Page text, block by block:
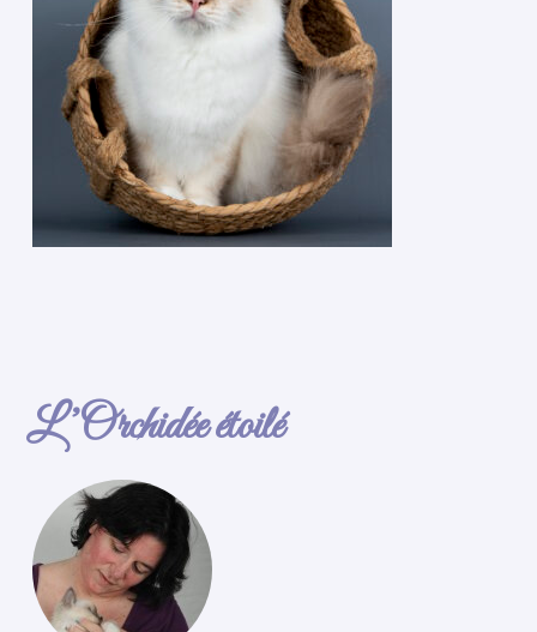
L’Orchidée étoilé